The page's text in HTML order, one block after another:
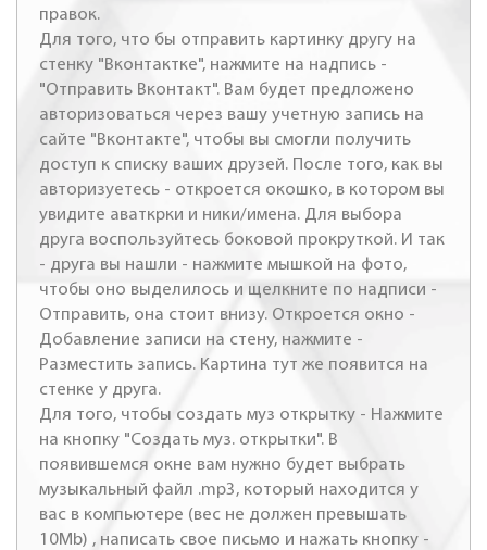
правок.
Для того, что бы отправить картинку другу на
стенку "Вконтактке", нажмите на надпись -
"Отправить Вконтакт". Вам будет предложено
авторизоваться через вашу учетную запись на
сайте "Вконтакте", чтобы вы смогли получить
доступ к списку ваших друзей. После того, как вы
авторизуетесь - откроется окошко, в котором вы
увидите аваткрки и ники/имена. Для выбора
друга воспользуйтесь боковой прокруткой. И так
- друга вы нашли - нажмите мышкой на фото,
чтобы оно выделилось и щелкните по надписи -
Отправить, она стоит внизу. Откроется окно -
Добавление записи на стену, нажмите -
Разместить запись. Картина тут же появится на
стенке у друга.
Для того, чтобы создать муз открытку - Нажмите
на кнопку "Создать муз. открытки". В
появившемся окне вам нужно будет выбрать
музыкальный файл .mp3, который находится у
вас в компьютере (вес не должен превышать
10Mb) , написать свое письмо и нажать кнопку -